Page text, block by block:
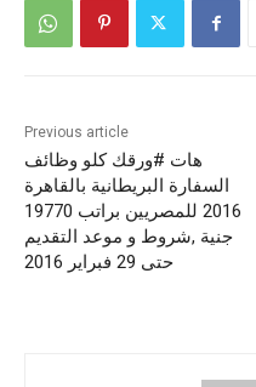
Previous article
هات #ورقك كلو وظائف
السفارة البريطانية بالقاهرة
2016 للمصريين براتب 19770
جنية ,شروط و موعد التقديم
حتى 29 فبراير 2016